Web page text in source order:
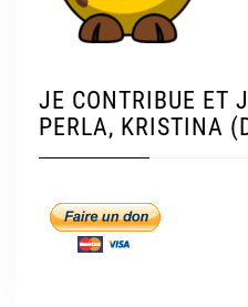
JE CONTRIBUE ET
PERLA, KRISTINA